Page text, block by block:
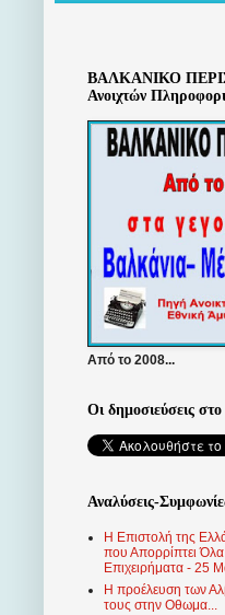
ΒΑΛΚΑΝΙΚΟ
Ανοιχτών
Από το 2008...
Οι δημοσιεύσεις
Αναλύσεις-
Η Επιστολή της
που Απορρίπτει
Επιχειρήματα - 25
Η προέλευση των
τους στην Οθωμα...